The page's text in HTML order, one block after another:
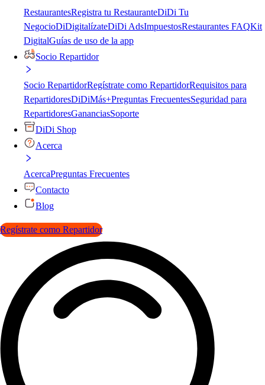
RestaurantesRegistra tu RestauranteDiDi Tu
NegocioDiDigitalízateDiDi AdsImpuestosRestaurantes FAQKit
DigitalGuías de uso de la app
Socio Repartidor
Socio RepartidorRegístrate como RepartidorRequisitos para
RepartidoresDiDiMás+Preguntas FrecuentesSeguridad para
RepartidoresGananciasSoporte
DiDi Shop
Acerca
AcercaPreguntas Frecuentes
Contacto
Blog
Regístrate como Repartidor